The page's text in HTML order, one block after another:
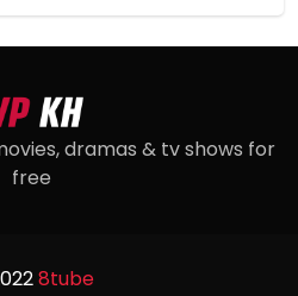
dramas & tv shows for
free
8tube